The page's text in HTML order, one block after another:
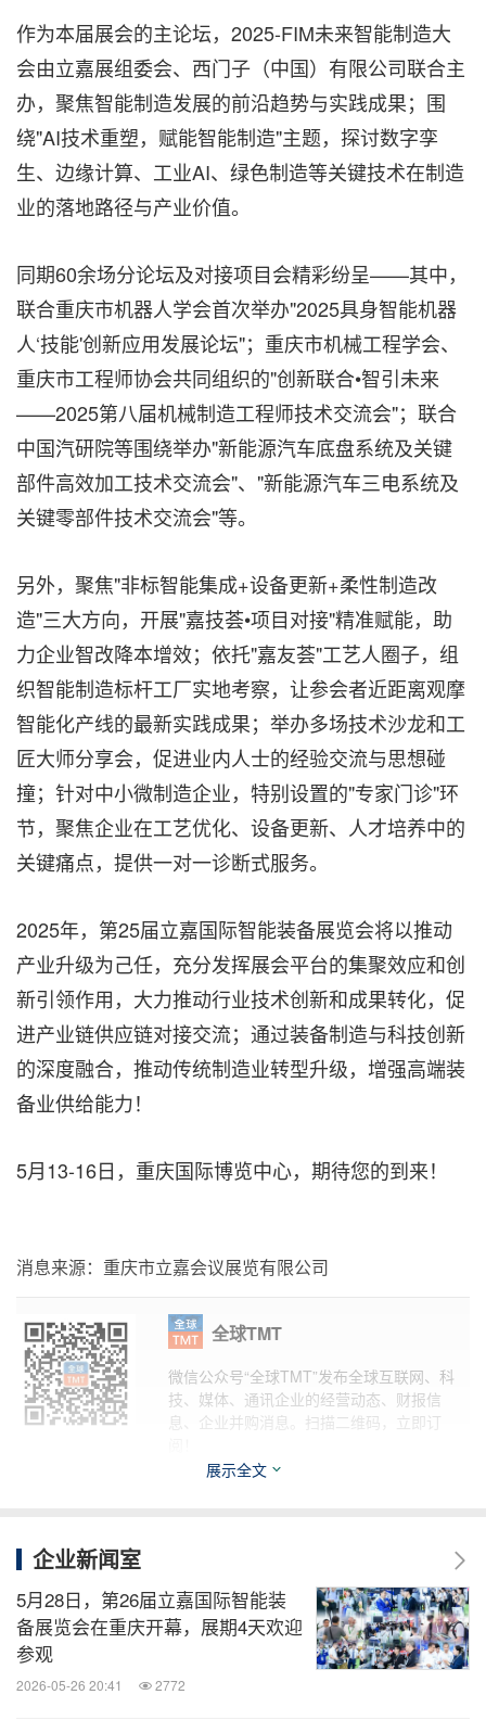
作为本届展会的主论坛，2025-FIM未来智能制造大
会由立嘉展组委会、西门子（中国）有限公司联合主
办，聚焦智能制造发展的前沿趋势与实践成果；围
绕"AI技术重塑，赋能智能制造"主题，探讨数字孪
生、边缘计算、工业AI、绿色制造等关键技术在制造
业的落地路径与产业价值。
同期60余场分论坛及对接项目会精彩纷呈——其中，
联合重庆市机器人学会首次举办"2025具身智能机器
人‘技能'创新应用发展论坛"；重庆市机械工程学会、
重庆市工程师协会共同组织的"创新联合•智引未来
——2025第八届机械制造工程师技术交流会"；联合
中国汽研院等围绕举办"新能源汽车底盘系统及关键
部件高效加工技术交流会"、"新能源汽车三电系统及
关键零部件技术交流会"等。
另外，聚焦"非标智能集成+设备更新+柔性制造改
造"三大方向，开展"嘉技荟•项目对接"精准赋能，助
力企业智改降本增效；依托"嘉友荟"工艺人圈子，组
织智能制造标杆工厂实地考察，让参会者近距离观摩
智能化产线的最新实践成果；举办多场技术沙龙和工
匠大师分享会，促进业内人士的经验交流与思想碰
撞；针对中小微制造企业，特别设置的"专家门诊"环
节，聚焦企业在工艺优化、设备更新、人才培养中的
关键痛点，提供一对一诊断式服务。
2025年，第25届立嘉国际智能装备展览会将以推动
产业升级为己任，充分发挥展会平台的集聚效应和创
新引领作用，大力推动行业技术创新和成果转化，促
进产业链供应链对接交流；通过装备制造与科技创新
的深度融合，推动传统制造业转型升级，增强高端装
备业供给能力！
5月13-16日，重庆国际博览中心，期待您的到来！
消息来源：重庆市立嘉会议展览有限公司
全球TMT
微信公众号“全球TMT”发布全球互联网、科
技、媒体、通讯企业的经营动态、财报信
息、企业并购消息。扫描二维码，立即订
业
人工智能
分享到：
展示全文
企业新闻室
5月28日，第26届立嘉国际智能装
备展览会在重庆开幕，展期4天欢迎
参观
2026-05-26 20:41 2772